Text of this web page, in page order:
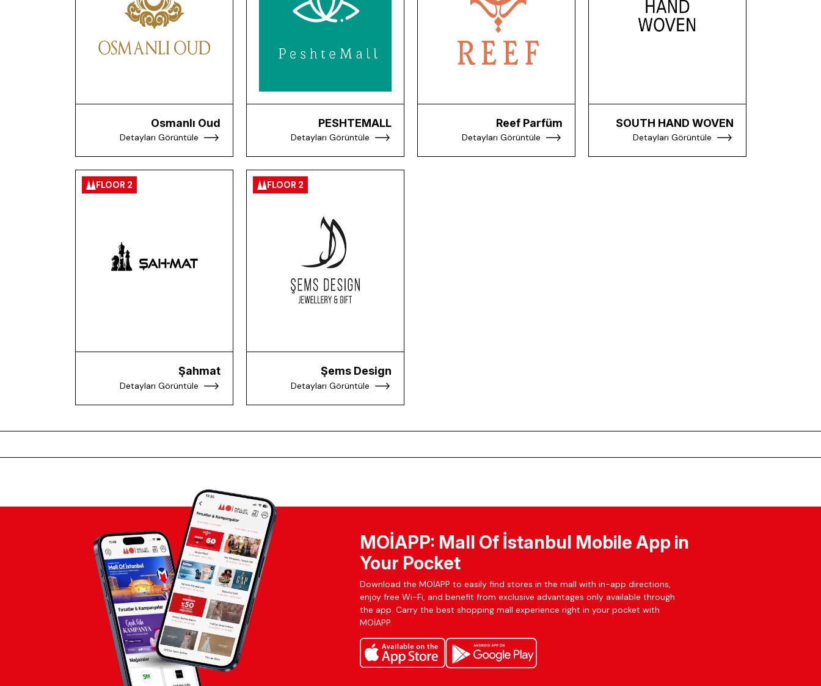
Osmanlı Oud
Detayları Görüntüle
PESHTEMALL
Detayları Görüntüle
Reef Parfüm
Detayları Görüntüle
SOUTH HAND WOVEN
Detayları Görüntüle
FLOOR 2
Şahmat
Detayları Görüntüle
FLOOR 2
Şems Design
Detayları Görüntüle
MOİAPP: Mall Of İstanbul Mobile App in
Your Pocket
Download the MOİAPP to easily find stores in the mall with in-app directions,
enjoy free Wi-Fi, and benefit from exclusive advantages only available through
the app. Carry the best shopping mall experience right in your pocket with
MOİAPP.